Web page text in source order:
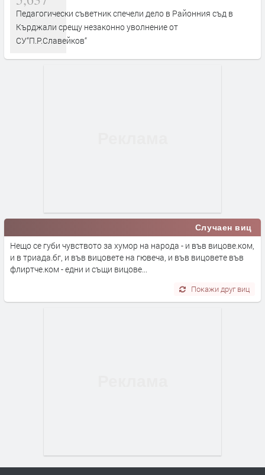
Педагогически съветник спечели дело в Районния съд в
Кърджали срещу незаконно уволнение от
СУ“П.Р.Славейков“
Случаен виц
Нещо се губи чувството за хумор на народа - и във вицове.ком,
и в триада.бг, и във вицовете на гювеча, и във вицовете във
флиртче.ком - едни и същи вицове...
Покажи друг виц